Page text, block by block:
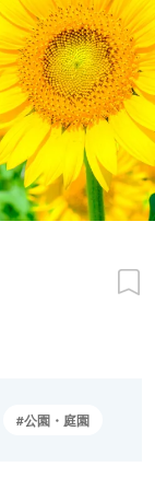
公園・庭園